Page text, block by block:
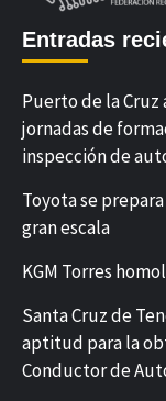
Entradas
Puerto de la Cruz
jornadas de
inspección de
Toyota se
gran escala
KGM Torres
Santa Cruz de
aptitud para la
Conductor de